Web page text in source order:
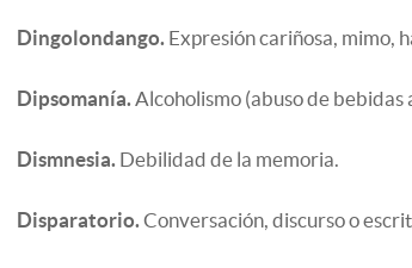
Dingolondango. Expresión cariñosa, mimo,
Dipsomanía.Alcoholismo (abuso de bebidas
Dismnesia. Debilidad de la memoria.
Disparatorio.Conversación, discurso o